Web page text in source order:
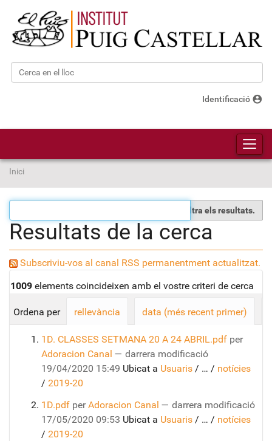
Cerca
Identificació account_circle
Inici
Filtra els resultats.
Resultats de la cerca
Subscriviu-vos al canal RSS permanentment actualitzat.
1009 elements coincideixen amb el vostre criteri de cerca
Ordena per rellevància data (més recent primer)
1D. CLASSES SETMANA 20 A 24 ABRIL.pdf per
Adoracion Canal — darrera modificació
19/04/2020 15:49 Ubicat a Usuaris / … / notícies
/ 2019-20
1D.pdf perAdoracion Canal — darrera modificació
17/05/2020 09:53 Ubicat a Usuaris / … / notícies
/ 2019-20